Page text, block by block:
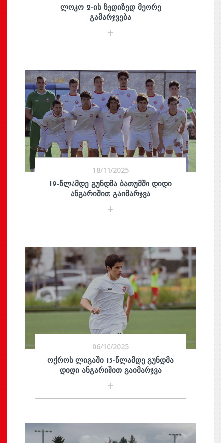
ᲚᲝᲙᲝ 2-ᲘᲡ ᲖᲔᲓᲘᲖᲔᲓ ᲛᲔᲝᲠᲔ
ᲒᲐᲛᲐᲠᲯᲕᲔᲑᲐ
18/11/2025
19-ᲬᲚᲐᲛᲓᲔ ᲒᲣᲜᲓᲛᲐ ᲑᲐᲗᲣᲛᲨᲘ ᲓᲘᲓᲘ
ᲐᲜᲒᲐᲠᲘᲨᲘᲗ ᲒᲐᲘᲛᲐᲠᲯᲕᲐ
06/10/2025
ᲝᲥᲠᲝᲡ ᲚᲘᲒᲐᲨᲘ 15-ᲬᲚᲐᲛᲓᲔ ᲒᲣᲜᲓᲛᲐ
ᲓᲘᲓᲘ ᲐᲜᲒᲐᲠᲘᲨᲘᲗ ᲒᲐᲘᲛᲐᲠᲯᲕᲐ